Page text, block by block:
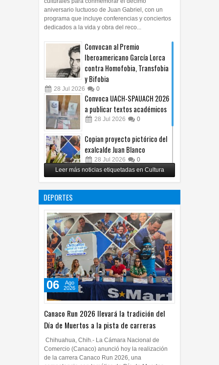
aniversario luctuoso de Juan Gabriel, con un
programa que incluye conferencias y conciertos
dedicados a la vida y obra del reco...
Iberoamericano García Lorca
contra Homofobia, Transfobia
y Bifobia
0
Convoca UACH-SPAUACH 2026
a publicar textos académicos
28 Jul 2026 0
exalcalde Juan Blanco
28 Jul 2026 0
Impulsa UPCH creatividad y
lectura con taller de mini
27 Jul 2026 0
Leer más noticias etiquetadas en Cultura
DEPORTES
Canaco Run 2026 llevará la tradición del
Día de Muertos a la pista de carreras
06
Ago
2026
Comercio (Canaco) anunció hoy la realización
de la carrera Canaco Run 2026, una
competencia con temática de Día de Muertos